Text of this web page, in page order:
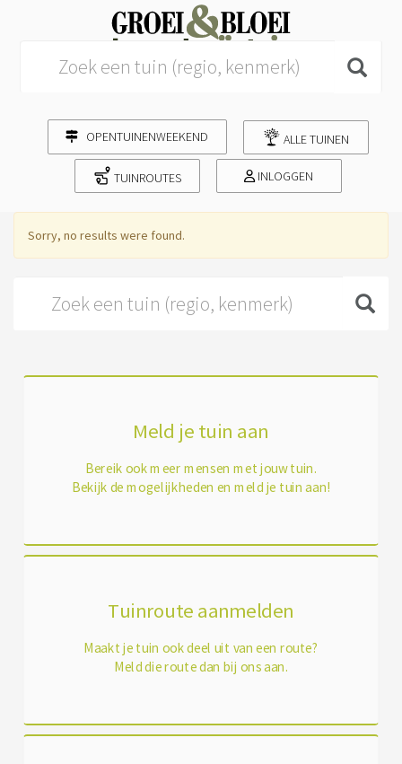
OPENTUINENWEEKEND ALLE TUINEN
TUINROUTES INLOGGEN
Sorry, no results were found.
Meld je tuin aan
Bereik ook meer mensen met jouw tuin.
Bekijk de mogelijkheden en meld je tuin aan!
Tuinroute aanmelden
Maakt je tuin ook deel uit van een route?
Meld die route dan bij ons aan.